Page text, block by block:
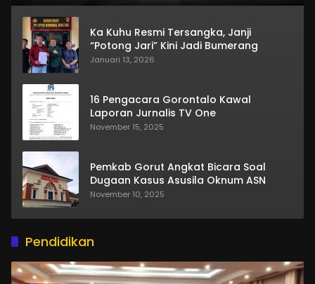
Ka Kuhu Resmi Tersangka, Janji
“Potong Jari” Kini Jadi Bumerang
Januari 13, 2026
16 Pengacara Gorontalo Kawal
Laporan Jurnalis TV One
November 15, 2025
Pemkab Gorut Angkat Bicara Soal
Dugaan Kasus Asusila Oknum ASN
November 10, 2025
Pendidikan